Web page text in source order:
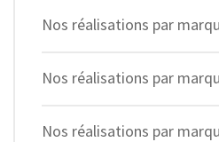
Nos réalisations par
Nos réalisations par
Nos réalisations par